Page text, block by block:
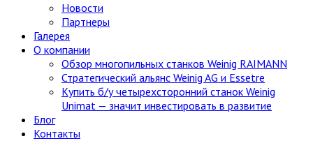
Новости
Партнеры
Галерея
О компании
Обзор многопильных станков Weinig RAIMANN
Стратегический альянс Weinig AG и Essetre
Купить б/у четырехсторонний станок Weinig
Unimat — значит инвестировать в развитие
Блог
Контакты